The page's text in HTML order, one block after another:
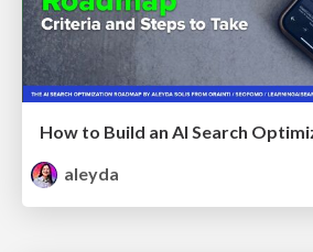
aleyda